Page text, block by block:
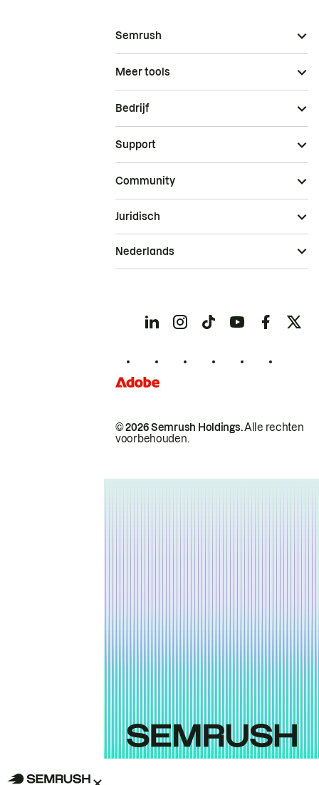
Semrush
Meer tools
Bedrijf
Support
Community
© 2026 Semrush Holdings.Alle rechten
voorbehouden.
Juridisch
Nederlands